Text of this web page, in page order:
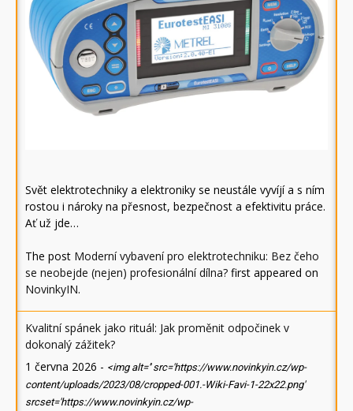
Svět elektrotechniky a elektroniky se neustále vyvíjí a s ním
rostou i nároky na přesnost, bezpečnost a efektivitu práce.
Ať už jde…
The post Moderní vybavení pro elektrotechniku: Bez čeho
se neobejde (nejen) profesionální dílna? first appeared on
NovinkyIN.
Kvalitní spánek jako rituál: Jak proměnit odpočinek v
dokonalý zážitek?
1 června 2026 - <img alt='' src='https://www.novinkyin.cz/wp-
content/uploads/2023/08/cropped-001.-Wiki-Favi-1-22x22.png'
srcset='https://www.novinkyin.cz/wp-